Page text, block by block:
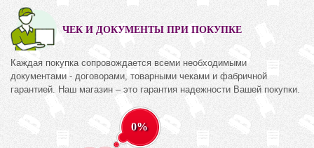
ЧЕК И ДОКУМЕНТЫ ПРИ ПОКУПКЕ
Каждая покупка сопровождается всеми необходимыми
документами - договорами, товарными чеками и фабричной
гарантией. Наш магазин – это гарантия надежности Вашей покупки.
0%